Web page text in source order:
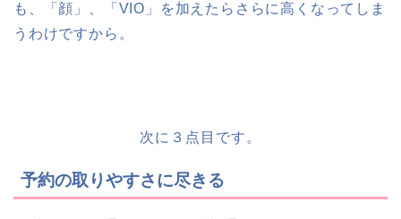
も、「顔」、「VIO」を加えたらさらに高くなってしま
うわけですから。
次に ３点目 です。
予約の取りやすさに尽きる